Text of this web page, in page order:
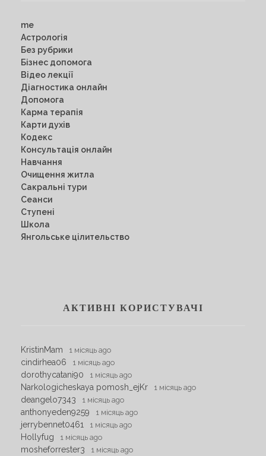
me
Астрологія
Без рубрики
Бізнес допомога
Відео лекції
Діагностика онлайн
Допомога
Карма терапія
Карти духів
Кодекс
Консультація онлайн
Навчання
Очищення житла
Сакральні тури
Сеанси
Ступені
Школа
Янгольське цілительство
АКТИВНІ КОРИСТУВАЧІ
KristinMam 1 місяць ago
cindirhea06 1 місяць ago
dorothycatani90 1 місяць ago
Narkologicheskaya pomosh_ejKr 1 місяць ago
deangelo7343 1 місяць ago
anthonyeden9259 1 місяць ago
jerrybennet0461 1 місяць ago
Hollyfug 1 місяць ago
mosheforrester3 1 місяць ago